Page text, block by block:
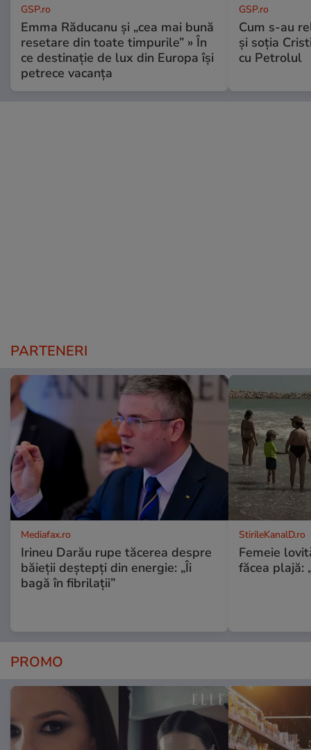
GSP.ro
Emma Răducanu și „cea mai bună
resetare din toate timpurile” » În
ce destinație de lux din Europa își
petrece vacanța
GSP.ro
Cum s-au
și soția
cu Petrolul
PARTENERI
Mediafax.ro
Irineu Darău rupe tăcerea despre
băieții deștepți din energie: „Îi
bagă în fibrilații”
StirileKanalD.ro
Femeie
făcea plajă:
PROMO